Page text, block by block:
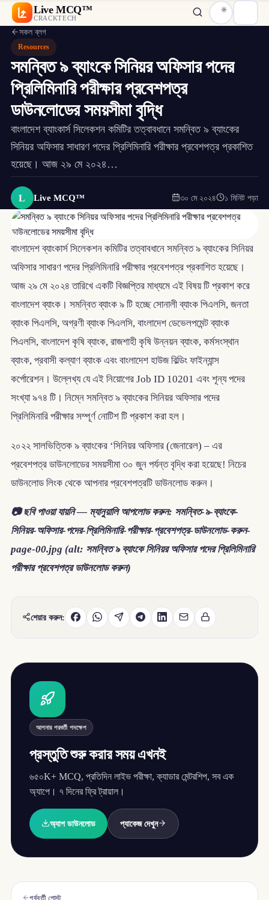
Live MCQ™
CRACKTECH
সকল ব্লগ
Resources
সমন্বিত ৯ ব্যাংকে সিনিয়র অফিসার পদের
প্রিলিমিনারি পরীক্ষার প্রবেশপত্র
ডাউনলোডের সময়সীমা বৃদ্ধি
বাংলাদেশ ব্যাংকার্স সিলেকশন কমিটির তত্বাবধানে সমন্বিত ৯ ব্যাংকের
সিনিয়র অফিসার সাধারণ পদের প্রিলিমিনারি পরীক্ষার প্রবেশপত্র প্রকাশিত
হয়েছে। আজ ২৯ মে ২০২৪…
L Live MCQ™ ৩০ মে ২০২৪ ১ মিনিট পড়া
বাংলাদেশ ব্যাংকার্স সিলেকশন কমিটির তত্বাবধানে সমন্বিত ৯ ব্যাংকের সিনিয়র
অফিসার সাধারণ পদের প্রিলিমিনারি পরীক্ষার প্রবেশপত্র প্রকাশিত হয়েছে।
আজ ২৯ মে ২০২৪ তারিখে একটি বিজ্ঞপ্তির মাধ্যমে এই বিষয় টি প্রকাশ করে
বাংলাদেশ ব্যাংক। সমন্বিত ব্যাংক ৯ টি হচ্ছে সোনালী ব্যাংক পিএলসি, জনতা
ব্যাংক পিএলসি, অগ্রণী ব্যাংক পিএলসি, বাংলাদেশ ডেভেলপমেন্ট ব্যাংক
পিএলসি, বাংলাদেশ কৃষি ব্যাংক, রাজশাহী কৃষি উন্নয়ন ব্যাংক, কর্মসংস্থান
ব্যাংক, প্রবাসী কল্যাণ ব্যাংক এবং বাংলাদেশ হাউজ বিল্ডিং ফাইন্যান্স
কর্পোরেশন। উল্লেখ্য যে এই নিয়োগের Job ID 10201 এবং শূন্য পদের
সংখ্যা ৯৭৪ টি। নিম্নে সমন্বিত ৯ ব্যাংকের সিনিয়র অফিসার পদের
প্রিলিমিনারি পরীক্ষার সম্পূর্ণ নোটিশ টি প্রকাশ করা হল।
২০২২ সালভিত্তিক ৯ ব্যাংকের ‘সিনিয়র অফিসার (জেনারেল) – এর
প্রবেশপত্র ডাউনলোডের সময়সীমা ৩০ জুন পর্যন্ত বৃদ্ধি করা হয়েছে! নিচের
ডাউনলোড লিংক থেকে আপনার প্রবেশপত্রটি ডাউনলোড করুন।
📷 ছবি পাওয়া যায়নি — ম্যানুয়ালি আপলোড করুন: সমন্বিত-৯-ব্যাংকে-
সিনিয়র-অফিসার-পদের-প্রিলিমিনারি-পরীক্ষার-প্রবেশপত্র-ডাউনলোড-করুন-
page-00.jpg (alt: সমন্বিত ৯ ব্যাংকে সিনিয়র অফিসার পদের প্রিলিমিনারি
পরীক্ষার প্রবেশপত্র ডাউনলোড করুন)
শেয়ার করুন:
আপনার পরবর্তী পদক্ষেপ
প্রস্তুতি শুরু করার সময় এখনই
৬৫০K+ MCQ, প্রতিদিন লাইভ পরীক্ষা, ক্যাডার মেন্টরশিপ, সব এক
অ্যাপে। ৭ দিনের ফ্রি ট্রায়াল।
অ্যাপ ডাউনলোড প্যাকেজ দেখুন
পূর্ববর্তী পোস্ট